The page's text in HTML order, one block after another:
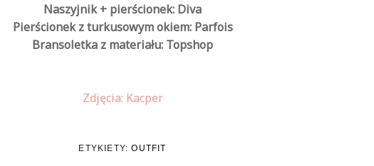
Naszyjnik + pierścionek: Diva
Pierścionek z turkusowym okiem: Parfois
Bransoletka z materiału: Topshop
Zdjęcia: Kacper
ETYKIETY:OUTFIT